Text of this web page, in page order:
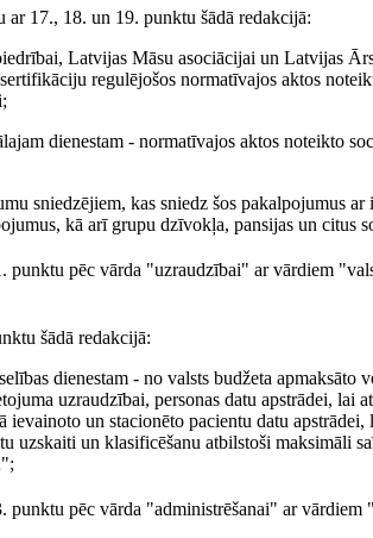
ar 17., 18. un 19. punktu šādā redakcijā:
Latvijas Māsu asociācijai un Latvijas
regulējošos normatīvajos aktos
dienestam - normatīvajos aktos noteikto
sniedzējiem, kas sniedz šos pakalpojumus
kā arī grupu dzīvokļa, pansijas un citus
punktu pēc vārda "uzraudzībai" ar vārdiem
šādā redakcijā:
dienestam - no valsts budžeta apmaksāto
uzraudzībai, personas datu apstrādei, lai
ievainoto un stacionēto pacientu datu
uzskaiti un klasificēšanu atbilstoši maksimāli
punktu pēc vārda "administrēšanai" ar